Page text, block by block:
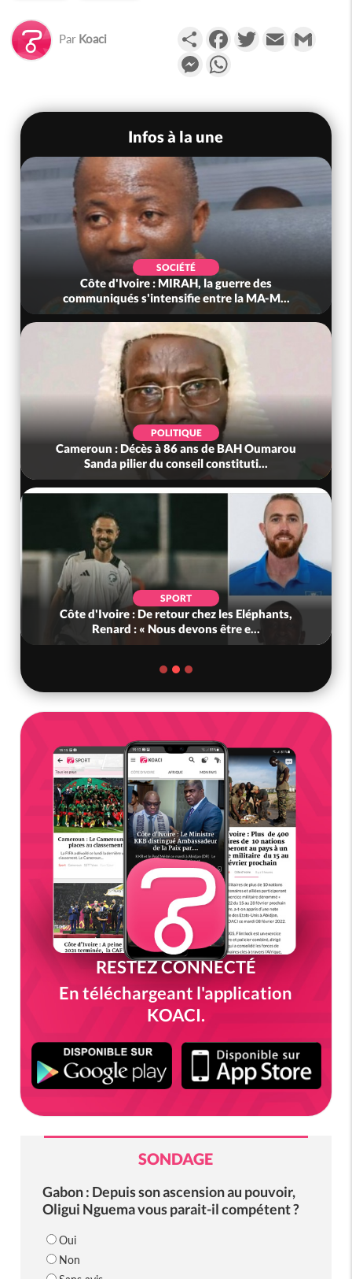
Par Koaci PartagerFacebookTwitterEmail
Messenger
Infos à la une
SOCIÉTÉ
Côte d'Ivoire : MIRAH, la guerre des
communiqués s'intensifie entre la MA-M...
POLITIQUE
Cameroun : Décès à 86 ans de BAH Oumarou
Sanda pilier du conseil constituti...
SPORT
Côte d'Ivoire : De retour chez les Eléphants,
Renard : « Nous devons être e...
RESTEZ CONNECTÉ
En téléchargeant l'application
KOACI.
SONDAGE
Gabon : Depuis son ascension au pouvoir,
Oligui Nguema vous parait-il compétent ?
Oui
Non